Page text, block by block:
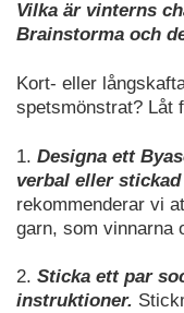
Vilka är vinterns
Brainstorma och
Kort- eller
spetsmönstrat? Låt
1. Designa ett
verbal eller
rekommenderar vi
garn, som vinnarna
2. Sticka ett par
instruktioner.